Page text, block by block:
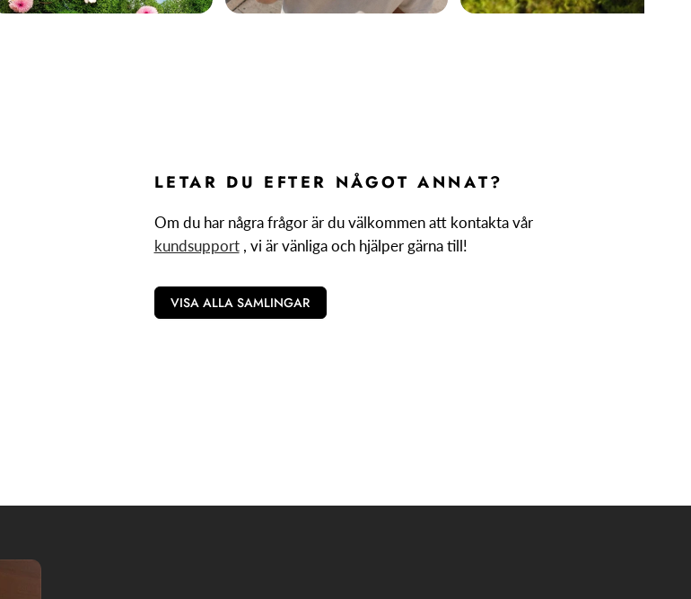
LETAR DU EFTER NÅGOT ANNAT?
Om du har några frågor är du välkommen att kontakta vår
kundsupport, vi är vänliga och hjälper gärna till!
VISA ALLA SAMLINGAR